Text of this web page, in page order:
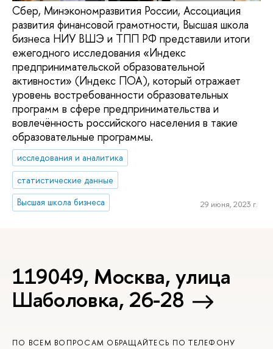
Сбер, Минэкономразвития России, Ассоциация
развития финансовой грамотности, Высшая школа
бизнеса НИУ ВШЭ и ТПП РФ представили итоги
ежегодного исследования «Индекс
предпринимательской образовательной
активности» (Индекс ПОА), который отражает
уровень востребованности образовательных
программ в сфере предпринимательства и
вовлечённость российского населения в такие
образовательные программы.
исследования и аналитика
статистические данные
Высшая школа бизнеса
29 июня, 2023 г.
119049, Москва, улица
Шаболовка, 26-28
ПО ВСЕМ ВОПРОСАМ ОБРАЩАЙТЕСЬ ПО ТЕЛЕФОНУ